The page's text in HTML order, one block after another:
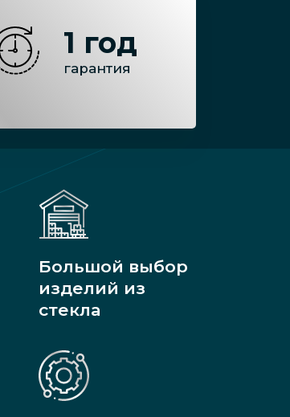
1 год
гарантия
Большой выбор
изделий из
стекла